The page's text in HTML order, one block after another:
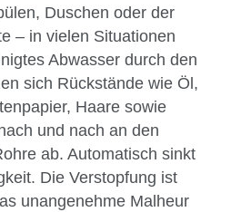
Duschen oder der
– in vielen Situationen
Abwasser durch den
sich Rückstände wie Öl,
Haare sowie
und nach an den
ab. Automatisch sinkt
Die Verstopfung ist
unangenehme Malheur